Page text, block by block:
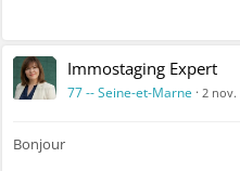
✔️ Analyse du bien et de son
✔️ Recommandations
✔️ Préparation des visites et
Immostaging Expert
77 -- Seine-et-Marne · 2 nov.
Bonjour